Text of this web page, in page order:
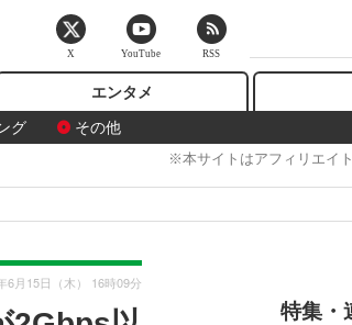
グ その他
エンタメ
※本サイトはアフィリエイ
6月15日（木） 16時09分
特集・
X YouTube RSS